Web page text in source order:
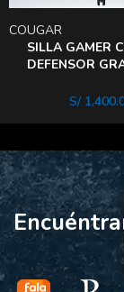
SILLA GAMER
DEFENSOR
LUMBAR –
COUGAR
S/